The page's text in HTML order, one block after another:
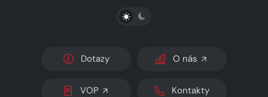
PŘEPNOUT SVĚTLÝ/TMAVÝ REŽIM
Dotazy O nás
VOP Kontakty